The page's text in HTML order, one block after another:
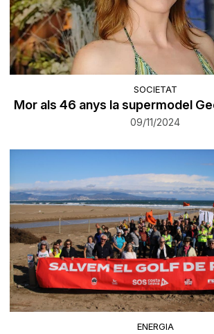
SOCIETAT
Mor als 46 anys la supermodel
09/11/2024
ENERGIA